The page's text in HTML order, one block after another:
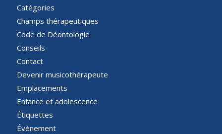
Catégories
Champs thérapeutiques
Code de Déontologie
Conseils
Contact
Devenir musicothérapeute
Emplacements
Enfance et adolescence
Étiquettes
Évènement